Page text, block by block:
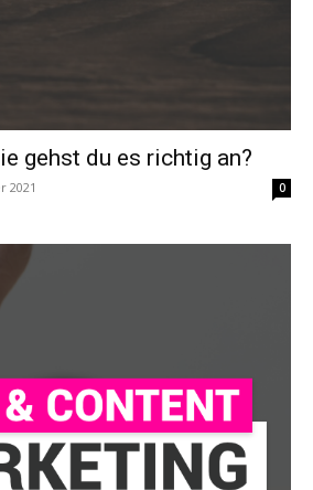
gehst du es richtig an?
2021 0